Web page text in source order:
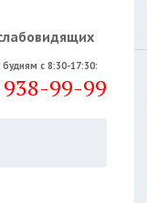
с 8:30-17:30:
99-99